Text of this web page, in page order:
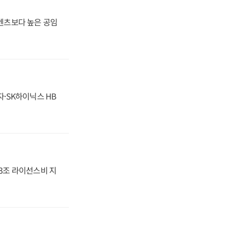
츠보다 높은 공임
하이닉스 HB
라이선스비 지